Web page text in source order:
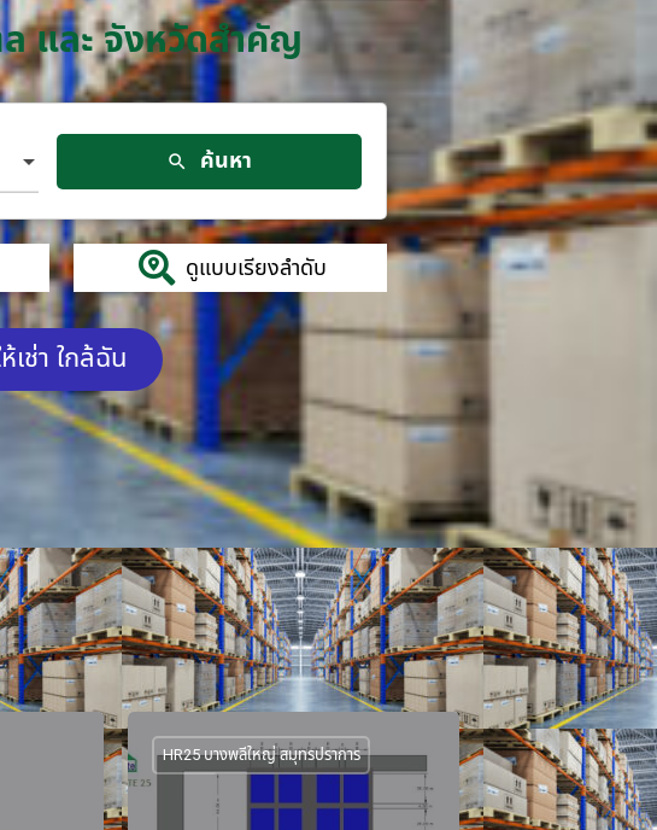
และ จังหวัดสำคัญ
ค้นหา
ดูแบบเรียงลำดับ
เช่า ใกล้ฉัน
HR25 บางพลีใหญ่ สมุทรปราการ